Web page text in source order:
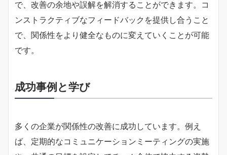
で、改善の余地や誤解を解消することができます。コ
ンストラクティブなフィードバックを提供し合うこと
で、関係性をより健全なものに変えていくことが可能
です。
成功事例と学び
多くの企業が関係性の改善に成功しています。例え
ば、定期的なコミュニケーションミーティングの実施